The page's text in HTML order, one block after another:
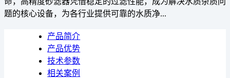
题的核心设备，为各行业提供可靠的水质净...
产品简介
产品优势
技术参数
相关案例